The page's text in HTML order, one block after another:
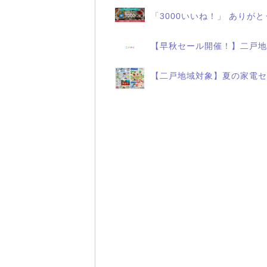
「3000いいね！」 ありが
【早秋セール開催！】二戸
【二戸地域対象】夏の家電